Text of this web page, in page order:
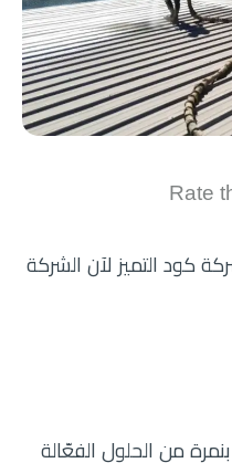
Rate
كود التميز لآن الشركة
من الحلول الفعّالة